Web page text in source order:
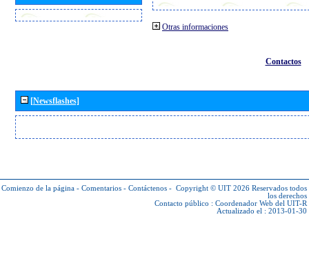
Otras informaciones
Contactos
[Newsflashes]
Comienzo de la página - Comentarios - Contáctenos - Copyright © UIT 2026 Reservados todos
los derechos
Contacto público : Coordenador Web del UIT-R
Actualizado el : 2013-01-30